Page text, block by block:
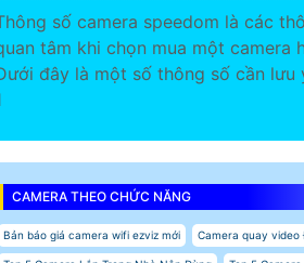
số camera speedom là các
tâm khi chọn mua một camera
đây là một số thông số cần lưu
CAMERA THEO CHỨC NĂNG
Bản báo giá camera wifi ezviz mới Camera quay video